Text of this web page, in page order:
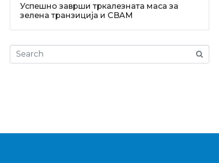
Успешно заврши тркалезната маса за
зелена транзиција и CBAM